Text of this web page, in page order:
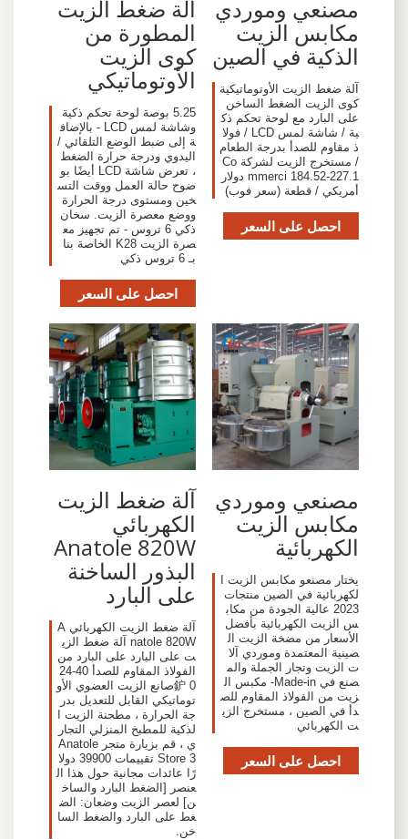
مصنعي وموردي
مكابس الزيت
الذكية في الصين
آلة ضغط الزيت الأوتوماتيكية
كوى الزيت الضغط الساخن
على البارد مع لوحة تحكم ذك
ية / شاشة لمس LCD / فولا
ذ مقاوم للصدأ بدرجة الطعام
/ مستخرج الزيت لشركة Co
mmerci 184.52-227.1 دولار
أمريكي / قطعة (سعر فوب)
احصل على السعر
آلة ضغط الزيت
المطورة من
كوى الزيت
الأوتوماتيكي
5.25 بوصة لوحة تحكم ذكية
وشاشة لمس LCD - بالإضاف
ة إلى ضبط الوضع التلقائي /
اليدوي ودرجة حرارة الضغط
، تعرض شاشة LCD أيضًا بو
ضوح حالة العمل ووقت التس
خين ومستوى درجة الحرارة
ووضع معصرة الزيت. سخان
ذكي 6 تروس - تم تجهيز مع
صرة الزيت K28 الخاصة بنا
بـ 6 تروس ذكي
احصل على السعر
مصنعي وموردي
مكابس الزيت
الكهربائية
يختار مصنعو مكابس الزيت ا
لكهربائية في الصين منتجات
2023 عالية الجودة من مكاب
س الزيت الكهربائية بأفضل
الأسعار من مضخة الزيت ال
صينية المعتمدة وموردي آلا
ت الزيت وتجار الجملة والم
صنع في Made-in- مكبس ال
زيت من الفولاذ المقاوم للص
دأ في الصين ، مستخرج الزي
ت الكهربائي
احصل على السعر
آلة ضغط الزيت
الكهربائي
Anatole 820W
البذور الساخنة
على البارد
آلة ضغط الزيت الكهربائي A
natole 820W آلة ضغط الزي
ت على البارد على البارد من
الفولاذ المقاوم للصدأ 40-24
0 鈩صانع الزيت العضوي الأو
توماتيكي القابل للتعديل بدر
جة الحرارة ، مطحنة الزيت ا
لذكية للمطبخ المنزلي التجار
ي ، قم بزيارة متجر Anatole
Store 3 تقييمات 39900 دولا
رًا عائدات مجانية حول هذا ال
عنصر [الضغط البارد والساخ
ن] لعصر الزيت وضعان: الض
غط على البارد والضغط السا
خن.